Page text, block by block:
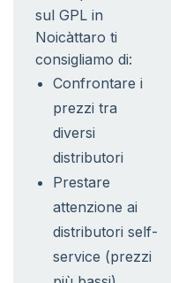
sul GPL in
Noicàttaro ti
consigliamo di:
Confrontare i
prezzi tra
diversi
distributori
Prestare
attenzione ai
distributori self-
service (prezzi